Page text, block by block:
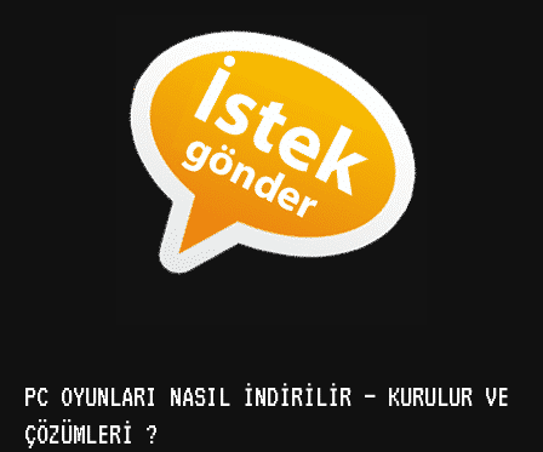
PC OYUNLARI NASIL İNDIRILIR – KURULUR VE
ÇÖZÜMLERI ?